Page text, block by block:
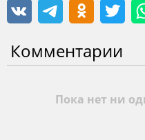
Комментарии
Пока нет ни